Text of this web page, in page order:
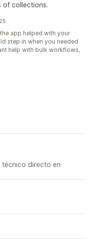
of collections.
app helped with your
step in when you needed
help with bulk workflows,
directo en